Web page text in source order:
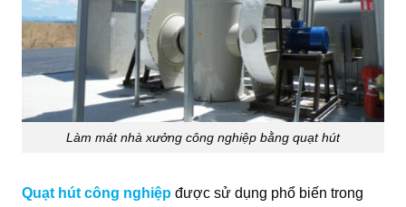
Làm mát nhà xưởng công nghiệp bằng quạt hút
Quạt hút công nghiệp được sử dụng phổ biến trong